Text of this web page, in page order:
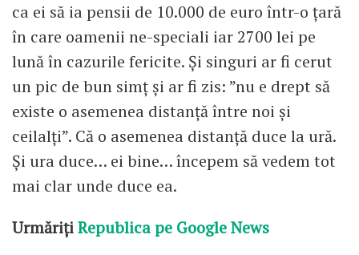
ca ei să ia pensii de 10.000 de euro într-o țară
în care oamenii ne-speciali iar 2700 lei pe
lună în cazurile fericite. Și singuri ar fi cerut
un pic de bun simț și ar fi zis: ”nu e drept să
existe o asemenea distanță între noi și
ceilalți”. Că o asemenea distanță duce la ură.
Și ura duce… ei bine… începem să vedem tot
mai clar unde duce ea.
UrmărițiRepublica pe Google News